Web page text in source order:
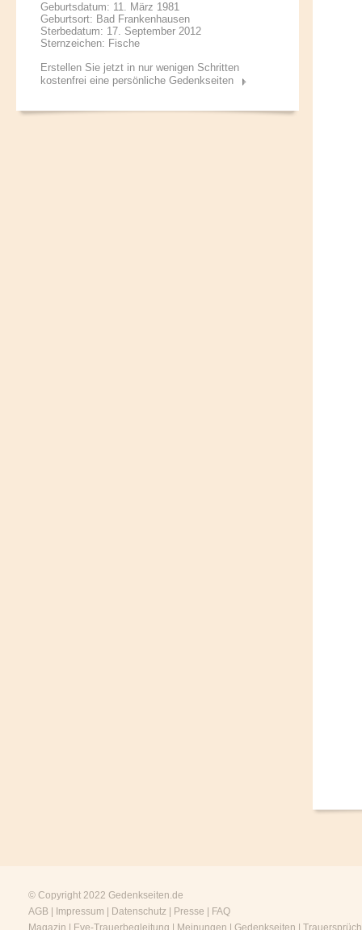
Geburtsdatum: 11. März 1981
Geburtsort: Bad Frankenhausen
Sterbedatum: 17. September 2012
Sternzeichen: Fische
Erstellen Sie jetzt in nur wenigen Schritten
kostenfrei eine persönliche Gedenkseiten
© Copyright 2022 Gedenkseiten.de
AGB
Impressum Datenschutz Presse
FAQ
Magazin
Eve-Trauerbegleitung Meinungen Gedenkseiten